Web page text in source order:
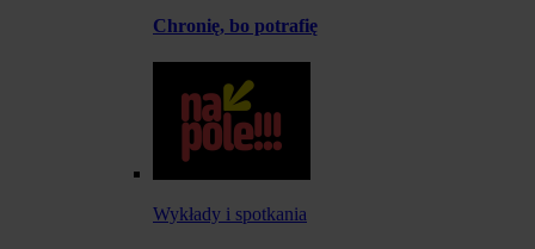
Chronię, bo potrafię
Wykłady i spotkania